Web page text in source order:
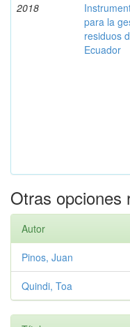
2018
para la
residuos
Ecuador
Otras opciones
Autor
Pinos, Juan
Quindi, Toa